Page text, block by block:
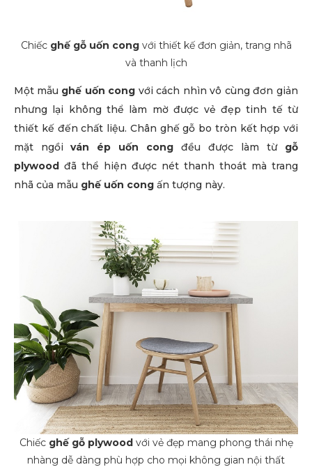
Chiếc ghế gỗ uốn congvới thiết kế đơn giản, trang nhã
và thanh lịch
Một mẫu ghế uốn cong với cách nhìn vô cùng đơn giản
nhưng lại không thể làm mờ được vẻ đẹp tinh tế từ
thiết kế đến chất liệu. Chân ghế gỗ bo tròn kết hợp với
mặt ngồi ván ép uốn cong đều được làm từ gỗ
plywood đã thể hiện được nét thanh thoát mà trang
nhã của mẫu ghế uốn cong ấn tượng này.
Chiếc ghế gỗ plywood với vẻ đẹp mang phong thái nhẹ
nhàng dễ dàng phù hợp cho mọi không gian nội thất